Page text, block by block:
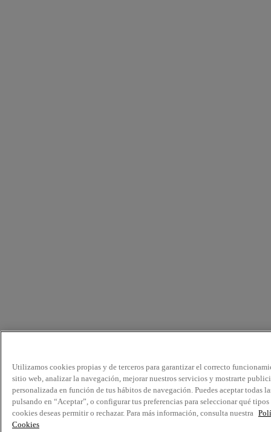
Utilizamos cookies propias y de terceros para garantizar el correcto
sitio web, analizar la navegación, mejorar nuestros servicios y mostrarte
personalizada en función de tus hábitos de navegación. Puedes aceptar todas
pulsando en “Aceptar”, o configurar tus preferencias para seleccionar qué tipos
cookies deseas permitir o rechazar. Para más información, consulta nuestra
Cookies